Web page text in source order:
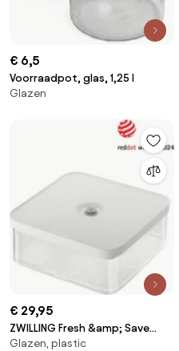
€ 6,5
Voorraadpot, glas, 1,25 l
Glazen
€ 29,95
ZWILLING Fresh &amp; Save
CUBE CUBE-doos L / 21 cm,
Glazen, plastic